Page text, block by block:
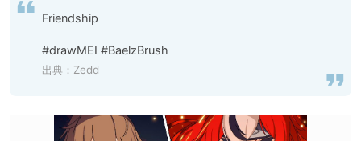
Friendship
#drawMEI #BaelzBrush
出典： Zedd